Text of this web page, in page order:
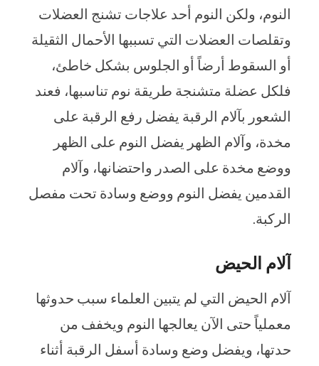
النوم، ولكن النوم أحد علاجات تشنج العضلات
وتقلصات العضلات التي تسببها الأحمال الثقيلة
أو السقوط أرضاً أو الجلوس بشكل خاطئ،
فلكل عضلة متشنجة طريقة نوم تناسبها، فعند
الشعور بآلام الرقبة يفضل رفع الرقبة على
مخدة، وآلام الظهر يفضل النوم على الظهر
ووضع مخدة على الصدر واحتضانها، وآلام
القدمين يفضل النوم ووضع وسادة تحت مفصل
الركبة.
آلام الحيض
آلام الحيض التي لم يتبين العلماء سبب حدوثها
معملياً حتى الآن يعالجها النوم ويخفف من
حدتها، ويفضل وضع وسادة أسفل الرقبة أثناء